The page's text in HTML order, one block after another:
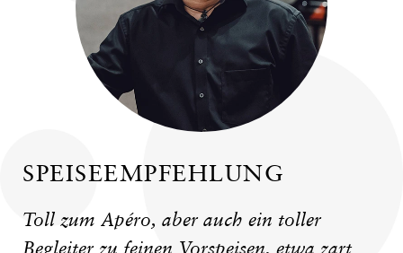
SPEISEEMPFEHLUNG
Toll zum Apéro, aber auch ein toller
Begleiter zu feinen Vorspeisen, etwa zart